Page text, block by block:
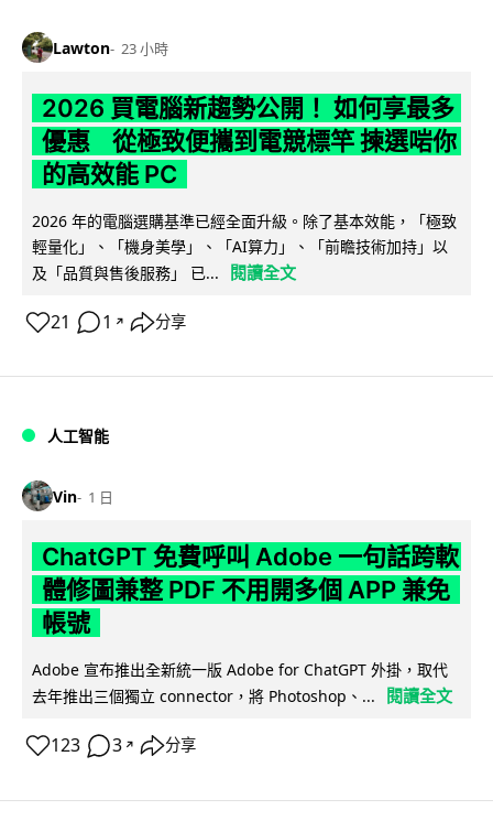
Lawton 23 小時
2026 買電腦新趨勢公開！ 如何享最多
優惠 從極致便攜到電競標竿 揀選啱你
的高效能 PC
2026 年的電腦選購基準已經全面升級。除了基本效能，「極致
輕量化」、「機身美學」、「AI算力」、「前瞻技術加持」以
及「品質與售後服務」 已...
閱讀全文
21 1 ↗ 分享
人工智能
Vin 1 日
ChatGPT 免費呼叫 Adobe 一句話跨軟
體修圖兼整 PDF 不用開多個 APP 兼免
帳號
Adobe 宣布推出全新統一版 Adobe for ChatGPT 外掛，取代
去年推出三個獨立 connector，將 Photoshop、...
閱讀全文
123 3 ↗ 分享